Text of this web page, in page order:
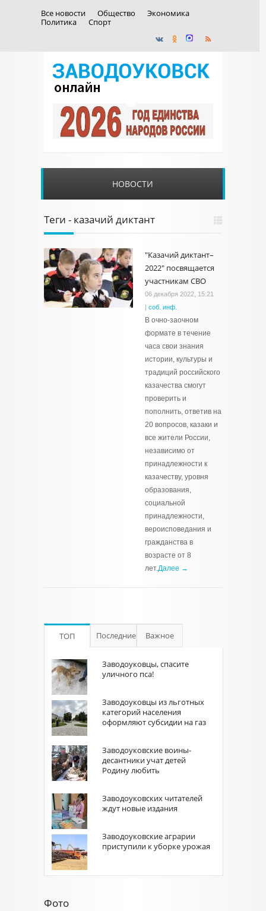
Все новости Общество
Экономика
Политика
Спорт
НОВОСТИ
Теги - казачий диктант
"Казачий диктант–
2022" посвящается
участникам СВО
06 декабря 2022, 15:21
| соб. инф.
В очно-заочном
формате в течение
часа свои знания
истории, культуры и
традиций российского
казачества смогут
проверить и
пополнить, ответив на
20 вопросов, казаки и
все жители России,
независимо от
принадлежности к
казачеству, уровня
образования,
социальной
принадлежности,
вероисповедания и
гражданства в
возрасте от 8
лет.Далее →
ТОП Последние Важное
Заводоуковцы, спасите
уличного пса!
Заводоуковцы из льготных
категорий населения
оформляют субсидии на газ
Заводоуковские воины-
десантники учат детей
Родину любить
Заводоуковских читателей
ждут новые издания
Заводоуковские аграрии
приступили к уборке урожая
Фото